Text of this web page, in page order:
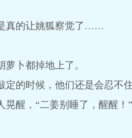
真的让姚狐察觉了……
卜都掉地上了。
的时候，他们还是会忍不
醒，“二姜别睡了，醒醒！”